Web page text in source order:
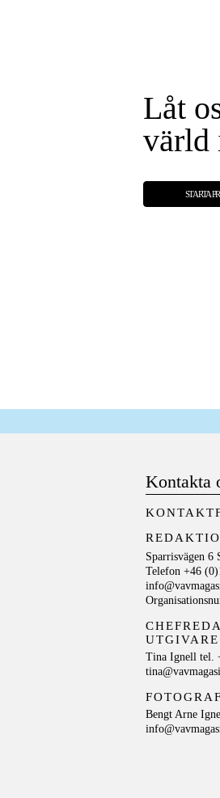
Låt
värld
STARTA
Kontakta
Sparrisvägen
Telefon +46
UTGIVARE
Tina Ignell tel.
Bengt Arne